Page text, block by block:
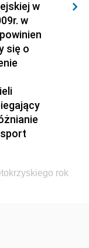
i
i Opieki
Leśnictwa
Budownictwa
i Cyfryzacji
Ochrony
w
w
się o
rok